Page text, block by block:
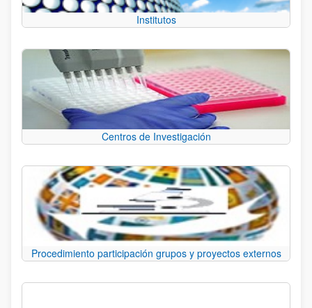
Institutos
Centros de Investigación
Procedimiento participación grupos y proyectos externos